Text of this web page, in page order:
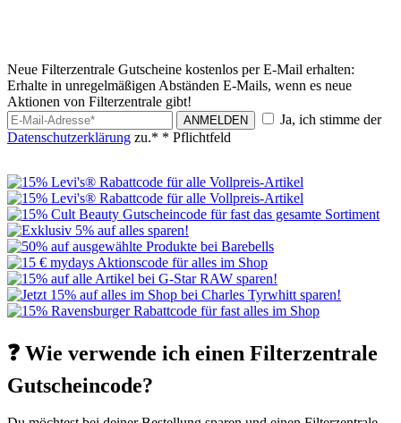
Neue Filterzentrale Gutscheine kostenlos per E-Mail erhalten:
Erhalte in unregelmäßigen Abständen E-Mails, wenn es neue
Aktionen von Filterzentrale gibt!
ANMELDEN
Ja, ich stimme der
Datenschutzerklärung zu.* * Pflichtfeld
❓ Wie verwende ich einen Filterzentrale
Gutscheincode?